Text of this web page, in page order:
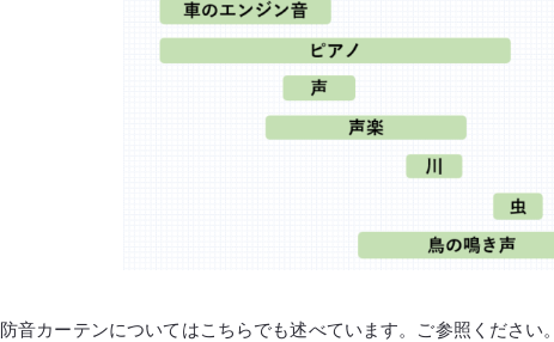
防音カーテンについてはこちらでも述べています。ご参照ください。